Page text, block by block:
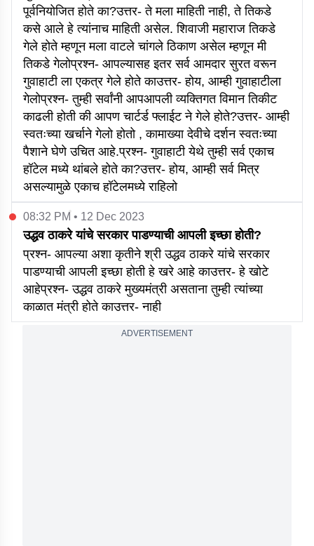
पूर्वनियोजित होते का?उत्तर- ते मला माहिती नाही, ते तिकडे
कसे आले हे त्यांनाच माहिती असेल. शिवाजी महाराज तिकडे
गेले होते म्हणून मला वाटले चांगले ठिकाण असेल म्हणून मी
तिकडे गेलोप्रश्न- आपल्यासह इतर सर्व आमदार सुरत वरून
गुवाहाटी ला एकत्र गेले होते काउत्तर- होय, आम्ही गुवाहाटीला
गेलोप्रश्न- तुम्ही सर्वांनी आपआपली व्यक्तिगत विमान तिकीट
काढली होती की आपण चार्टर्ड फ्लाईट ने गेले होते?उत्तर- आम्ही
स्वतःच्या खर्चाने गेलो होतो , कामाख्या देवीचे दर्शन स्वतःच्या
पैशाने घेणे उचित आहे.प्रश्न- गुवाहाटी येथे तुम्ही सर्व एकाच
हॉटेल मध्ये थांबले होते का?उत्तर- होय, आम्ही सर्व मित्र
असल्यामुळे एकाच हॉटेलमध्ये राहिलो
08:32 PM • 12 Dec 2023
उद्धव ठाकरे यांचे सरकार पाडण्याची आपली इच्छा होती?
प्रश्न- आपल्या अशा कृतीने श्री उद्धव ठाकरे यांचे सरकार
पाडण्याची आपली इच्छा होती हे खरे आहे काउत्तर- हे खोटे
आहेप्रश्न- उद्धव ठाकरे मुख्यमंत्री असताना तुम्ही त्यांच्या
काळात मंत्री होते काउत्तर- नाही
ADVERTISEMENT